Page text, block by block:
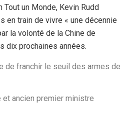
Tout un Monde, Kevin Rudd
en train de vivre « une décennie
la volonté de la Chine de
dix prochaines années.
de franchir le seuil des armes de
et ancien premier ministre